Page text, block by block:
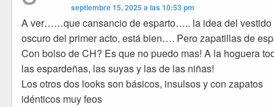
septiembre 15, 2025 a las 10:53 pm
A ver……que cansancio de esparto….. la idea del vestido
oscuro del primer acto, está bien…. Pero zapatillas de
Con bolso de CH? Es que no puedo mas! A la hoguera
las espardeñas, las suyas y las de las niñas!
Los otros dos looks son básicos, insulsos y con zapatos
idénticos muy feos